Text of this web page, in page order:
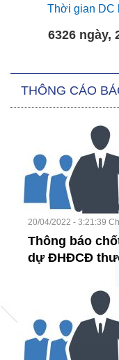
Thời gian DC
6326 ngày,
THÔNG CÁO
20/04/2022 - 3:21:39
Thông báo
dự ĐHĐCĐ